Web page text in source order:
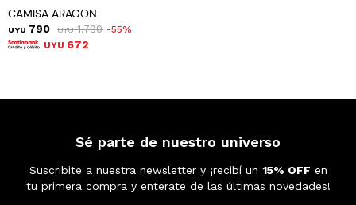
CAMISA ARAGON
UYU 790 UYU 1.790 55
UYU 672
Sé parte de nuestro universo
Suscribite a nuestra newsletter y ¡recibí un 15% OFF en
tu primera compra y enterate de las últimas novedades!